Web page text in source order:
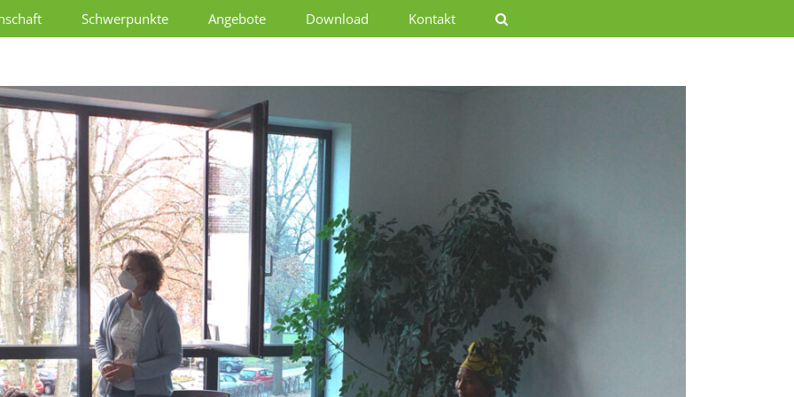
Schwerpunkte Angebote Download Kontakt